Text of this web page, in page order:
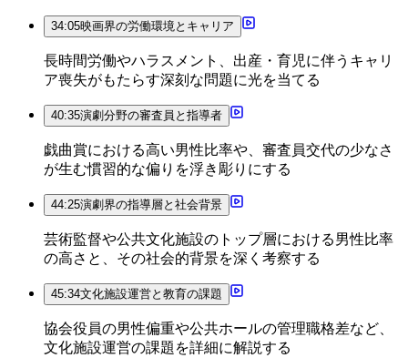
34:05映画界の労働環境とキャリア
長時間労働やハラスメント、出産・育児に伴うキャリ
ア喪失がもたらす深刻な問題に光を当てる
40:35演劇分野の審査員と指導者
戯曲賞における高い男性比率や、審査員交代の少なさ
が生む慣習的な偏りを浮き彫りにする
44:25演劇界の指導層と社会背景
芸術監督や公共文化施設のトップ層における男性比率
の高さと、その社会的背景を深く考察する
45:34文化施設運営と教育の課題
協会役員の男性偏重や公共ホールの管理職格差など、
文化施設運営の課題を詳細に解説する